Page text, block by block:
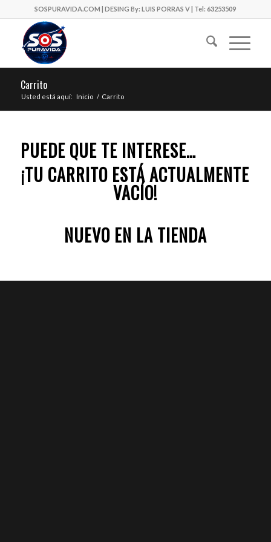
SOSPURAVIDA.COM | DESING By: LUIS PORRAS V | Tel: 63253509
Carrito
Usted está aquí: Inicio / Carrito
PUEDE QUE TE INTERESE…
¡TU CARRITO ESTÁ ACTUALMENTE
VACÍO!
NUEVO EN LA TIENDA